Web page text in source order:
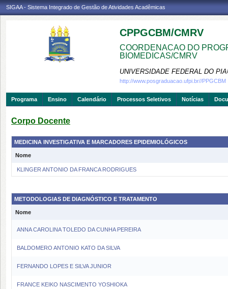
SIGAA - Sistema Integrado de Gestão de Atividades Acadêmicas
CPPGCBM/CMRV
COORDENACAO DO
BIOMEDICAS/CMRV
UNIVERSIDADE FEDERAL DO
http://www.posgraduacao.ufpi.br//PPGCBM
Programa Ensino Calendário Processos Seletivos Notícias
Corpo Docente
MEDICINA INVESTIGATIVA E MARCADORES EPIDEMIOLÓGICOS
Nome
KLINGER ANTONIO DA FRANCA RODRIGUES
METODOLOGIAS DE DIAGNÓSTICO E TRATAMENTO
Nome
ANNA CAROLINA TOLEDO DA CUNHA PEREIRA
BALDOMERO ANTONIO KATO DA SILVA
FERNANDO LOPES E SILVA JUNIOR
FRANCE KEIKO NASCIMENTO YOSHIOKA